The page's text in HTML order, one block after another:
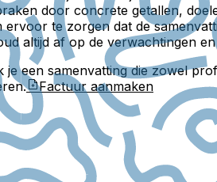
door concrete getallen,
te zorgen dat de
altijd af op de verwachtingen
een samenvatting die zowel
Factuur aanmaken